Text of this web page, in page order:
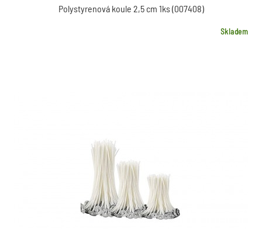
Polystyrenová koule 2,5 cm 1ks (007408)
Skladem